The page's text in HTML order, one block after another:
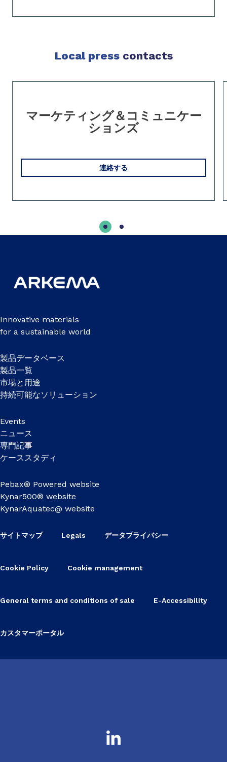
Local press contacts
Slide 1 of 2
マーケティング＆コミュニケー
ションズ
連絡する
Innovative materials
for a sustainable world
製品データベース
製品一覧
市場と用途
持続可能なソリューション
Events
ニュース
専門記事
ケーススタディ
Pebax® Powered website
Kynar500® website
KynarAquatec@ website
サイトマップ Legals データプライバシー
Cookie Policy Cookie management
General terms and conditions of sale E-Accessibility
カスタマーポータル